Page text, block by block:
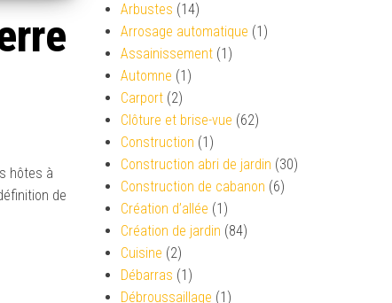
hôtes à
de
Arbustes (14)
Arrosage automatique (1)
Assainissement (1)
Automne (1)
Carport (2)
Clôture et brise-vue (62)
Construction (1)
Construction abri de jardin (30)
Construction de cabanon (6)
Création d’allée (1)
Création de jardin (84)
Cuisine (2)
Débarras (1)
Débroussaillage (1)